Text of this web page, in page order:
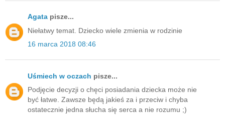
Agata pisze...
Niełatwy temat. Dziecko wiele zmienia w rodzinie
16 marca 2018 08:46
Uśmiech w oczach pisze...
Podjęcie decyzji o chęci posiadania dziecka może nie
być łatwe. Zawsze będą jakieś za i przeciw i chyba
ostatecznie jedna słucha się serca a nie rozumu ;)